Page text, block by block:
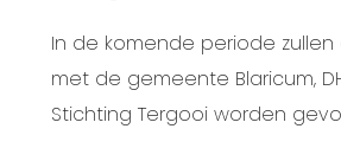
In de komende periode zullen
met de gemeente Blaricum,
Stichting Tergooi worden